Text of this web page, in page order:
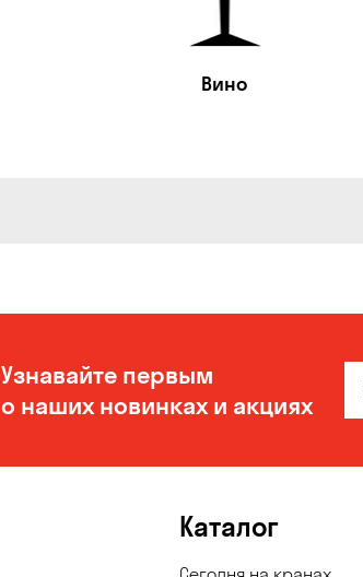
Вино
Узнавайте первым
о наших новинках и акциях
Каталог